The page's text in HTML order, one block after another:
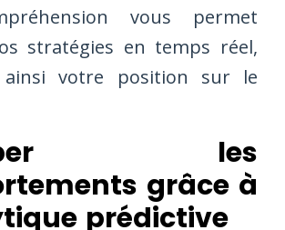
vous permet
stratégies en temps réel,
ainsi votre position sur le
les
grâce à
prédictive